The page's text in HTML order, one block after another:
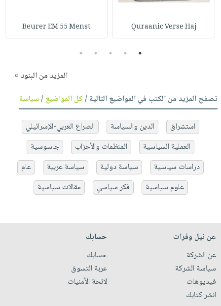
Quraanic Verse Haj
Beurer EM 55 Menst
1
2
3
4
5
المزيد من البنود »
تصفح المزيد من الكتب في المواضيع التالية /كل المواضيع/سياسة
استشراق الدين والسياسة
الصراع العربي-الإسرائيلي
العملية السياسية
المنظمات والأحزاب
جاسوسية
دراسات سياسية
سياسة دولية سياسة عربية
عام
علوم سياسية
فكر سياسي مقالات سياسية
عن نيل وفرات
عن الشركة
سياسة الشركة
فيديوهات
انشر كتابك
حسابك
حسابك
عربة التسوق
لائحة الأمنيات